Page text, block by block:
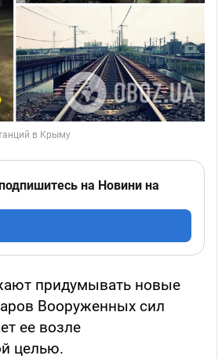
на Новини на
придумывать новые
Вооруженных сил
ее возле
целью.